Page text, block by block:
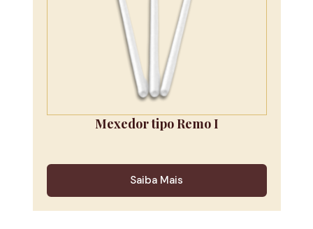
Mexedor tipo Remo I
Saiba Mais